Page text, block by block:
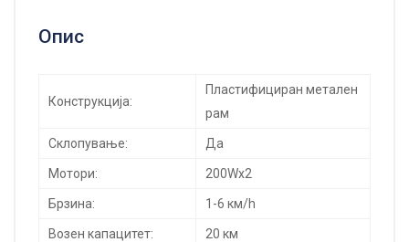
Опис
Конструкција:
Пластифициран метален
рам
Склопување: Да
Мотори: 200Wx2
Брзина: 1-6 км/h
Возен капацитет: 20 км